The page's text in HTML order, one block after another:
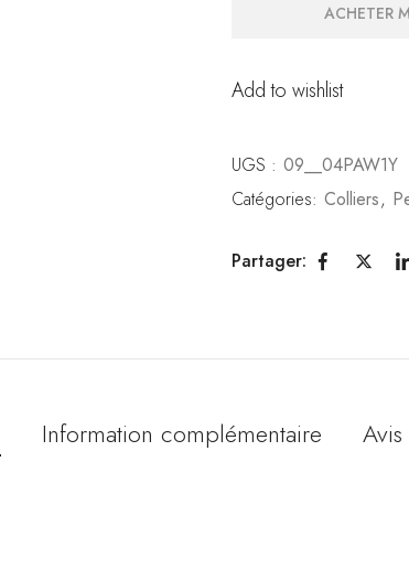
ACHETER
Add to wishlist
UGS : 09__04PAW1Y
Catégories: Colliers,
Partager:
Information complémentaire